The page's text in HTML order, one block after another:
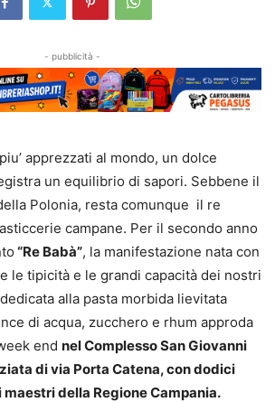
- pubblicità -
apprezzati al mondo, un dolce
un equilibrio di sapori. Sebbene il
Polonia, resta comunque il re
campane. Per il secondo anno
“Re Babà”, la manifestazione nata con
le tipicità e le grandi capacità dei nostri
alla pasta morbida lievitata
di acqua, zucchero e rhum approda
end nel Complesso San Giovanni
di via Porta Catena, con dodici
della Regione Campania.